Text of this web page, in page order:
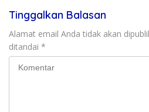
Tinggalkan Balasan
Alamat email Anda tidak akan
ditandai *